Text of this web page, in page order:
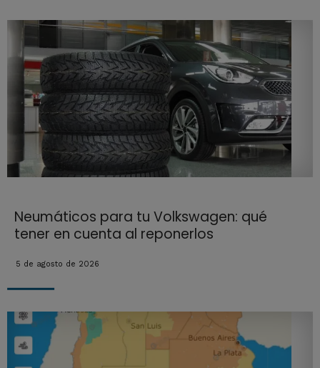
Neumáticos para tu Volkswagen: qué
tener en cuenta al reponerlos
5 de agosto de 2026